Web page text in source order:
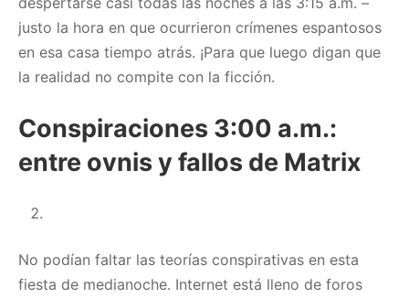
justo la hora en que ocurrieron crímenes espantosos
en esa casa tiempo atrás. ¡Para que luego digan que
la realidad no compite con la ficción.
Conspiraciones 3:00 a.m.:
entre ovnis y fallos de Matrix
No podían faltar las teorías conspirativas en esta
fiesta de medianoche. Internet está lleno de foros